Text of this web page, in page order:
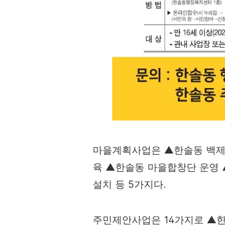
마을계획사업은 ▲한솔동 백
육 ▲한솔동 마을합창단 운영
설치 등 5가지다.
주민제안사업은 14가지로 ▲